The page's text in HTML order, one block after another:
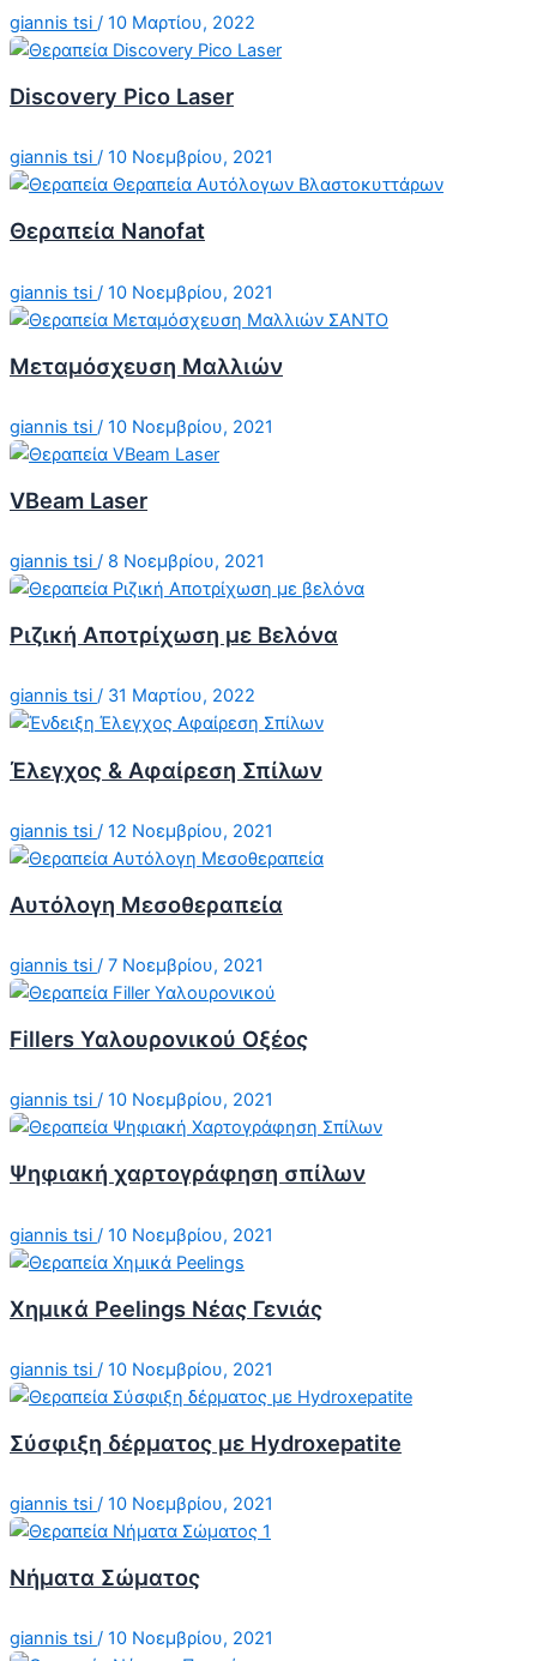
giannis tsi / 10 Μαρτίου, 2022
Discovery Pico Laser
giannis tsi / 10 Νοεμβρίου, 2021
Θεραπεία Nanofat
giannis tsi / 10 Νοεμβρίου, 2021
Μεταμόσχευση Μαλλιών
giannis tsi / 10 Νοεμβρίου, 2021
VBeam Laser
giannis tsi / 8 Νοεμβρίου, 2021
Ριζική Αποτρίχωση με Βελόνα
giannis tsi / 31 Μαρτίου, 2022
Έλεγχος & Αφαίρεση Σπίλων
giannis tsi / 12 Νοεμβρίου, 2021
Αυτόλογη Μεσοθεραπεία
giannis tsi / 7 Νοεμβρίου, 2021
Fillers Υαλουρονικού Οξέος
giannis tsi / 10 Νοεμβρίου, 2021
Ψηφιακή χαρτογράφηση σπίλων
giannis tsi / 10 Νοεμβρίου, 2021
Χημικά Peelings Νέας Γενιάς
giannis tsi / 10 Νοεμβρίου, 2021
Σύσφιξη δέρματος με Hydroxepatite
giannis tsi / 10 Νοεμβρίου, 2021
Νήματα Σώματος
giannis tsi / 10 Νοεμβρίου, 2021